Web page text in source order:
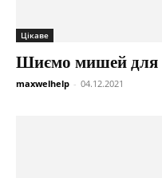
Цікаве
Шиємо мишей для
maxwelhelp - 04.12.2021